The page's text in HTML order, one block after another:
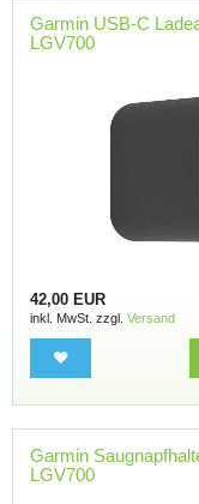
Garmin USB-C
LGV700
42,00 EUR
inkl. MwSt. zzgl. Versand
Garmin
LGV700